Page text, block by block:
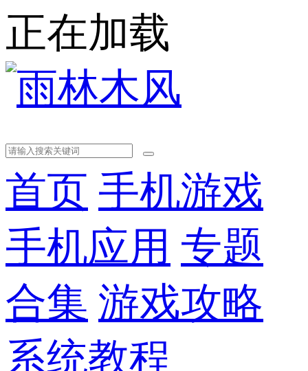
正在加载
首页 手机游戏
手机应用 专题
合集 游戏攻略
系统教程